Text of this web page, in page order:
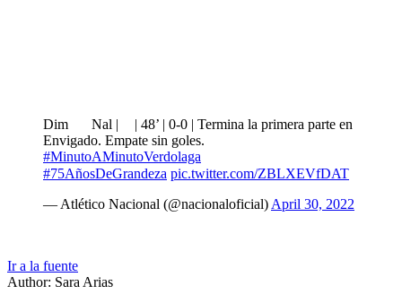
Dim Nal |
| 48’ | 0-0 | Termina la primera parte en
Envigado. Empate sin goles.
#MinutoAMinutoVerdolaga
#75AñosDeGrandeza pic.twitter.com/ZBLXEVfDAT
— Atlético Nacional (@nacionaloficial) April 30, 2022
Ir a la fuente
Author: Sara Arias